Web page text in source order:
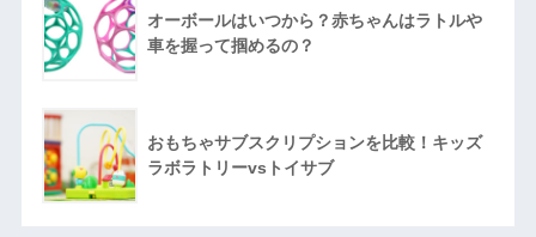
オーボールはいつから？赤ちゃんはラトルや
車を握って掴めるの？
おもちゃサブスクリプションを比較！キッズ
ラボラトリーvsトイサブ